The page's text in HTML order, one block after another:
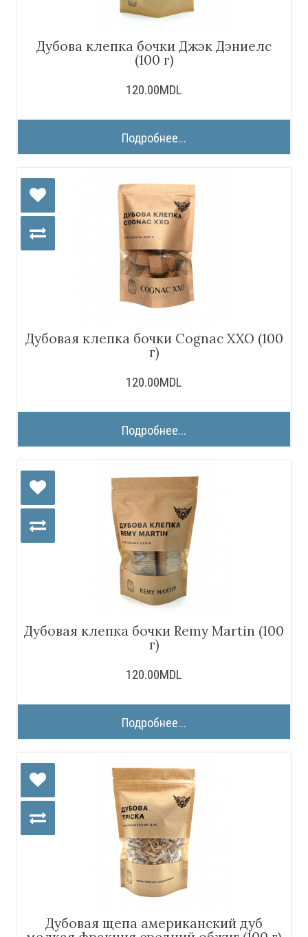
Дубова клепка бочки Джэк Дэниелс
(100 г)
120.00MDL
Подробнее...
Дубовая клепка бочки Cognac XXO (100
г)
120.00MDL
Подробнее...
Дубовая клепка бочки Remy Martin (100
г)
120.00MDL
Подробнее...
Дубовая щепа американский дуб